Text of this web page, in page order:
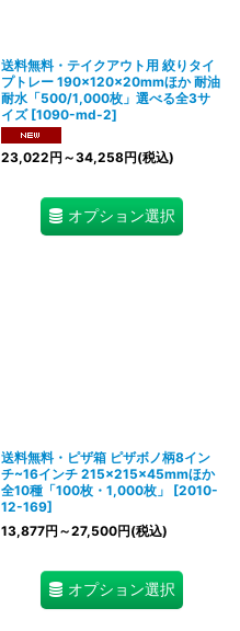
送料無料・テイクアウト用 絞りタイ
プトレー 190×120×20mmほか 耐油
耐水「500/1,000枚」選べる全3サ
イズ [1090-md-2]
23,022円 ～34,258円(税込)
オプション選択
送料無料・ピザ箱 ピザボノ柄8イン
チ~16インチ 215×215×45mmほか
全10種「100枚・1,000枚」
[2010-
12-169]
13,877円 ～27,500円(税込)
オプション選択